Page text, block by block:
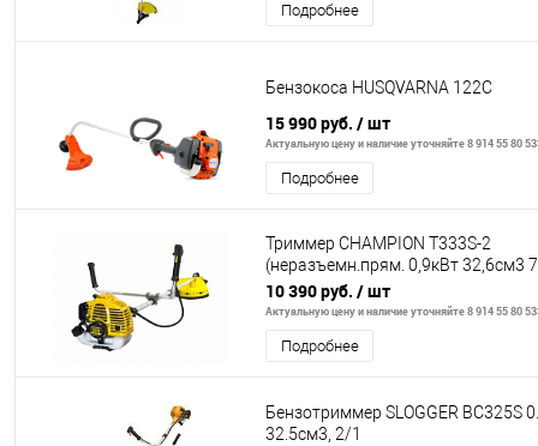
Подробнее
Бензокоса HUSQVARNA 122С
15 990 руб. / шт
Актуальную цену и наличие уточняйте 8 914 55 80
Подробнее
Триммер CHAMPION Т333S-2
(неразъемн.прям. 0,9кВт 32,6см3
НТ21+3*255 U-ручка легкий старт)
10 390 руб. / шт
Актуальную цену и наличие уточняйте 8 914 55 80
Подробнее
Бензотриммер SLOGGER BC325S
32.5см3, 2/1